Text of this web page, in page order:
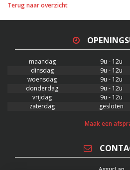
Terug naar overzicht
maandag 9u - 12u
dinsdag
9u - 12u
woensdag
9u - 12u
donderdag
9u - 12u
vrijdag
9u - 12u
zaterdag
gesloten
Maak een